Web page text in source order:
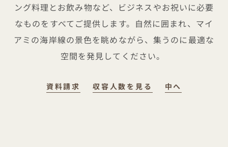
ング料理とお飲み物など、ビジネスやお祝いに必要
なものをすべてご提供します。自然に囲まれ、マイ
アミの海岸線の景色を眺めながら、集うのに最適な
空間を発見してください。
資料請求 収容人数を見る 中へ